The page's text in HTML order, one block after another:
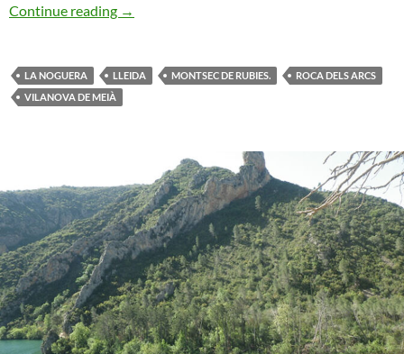
Continue reading Fase Terminal + Wild Planet. Vilanova de Meià
→
LA NOGUERA LLEIDA MONTSEC DE RUBIES.
ROCA DELS ARCS
VILANOVA DE MEIÀ